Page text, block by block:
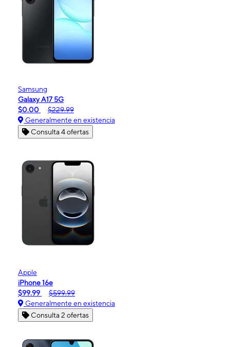
Samsung
Galaxy A17 5G
$0.00
$229.99
Generalmente en existencia
Consulta 4 ofertas
Apple
iPhone 16e
$99.99
$599.99
Generalmente en existencia
Consulta 2 ofertas